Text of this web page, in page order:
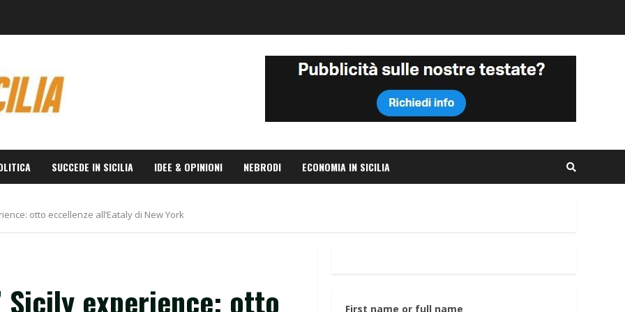
SUCCEDE IN SICILIA IDEE & OPINIONI NEBRODI ECONOMIA IN SICILIA
otto eccellenze all’Eataly di New York
Sicily experience: otto
First name or full name